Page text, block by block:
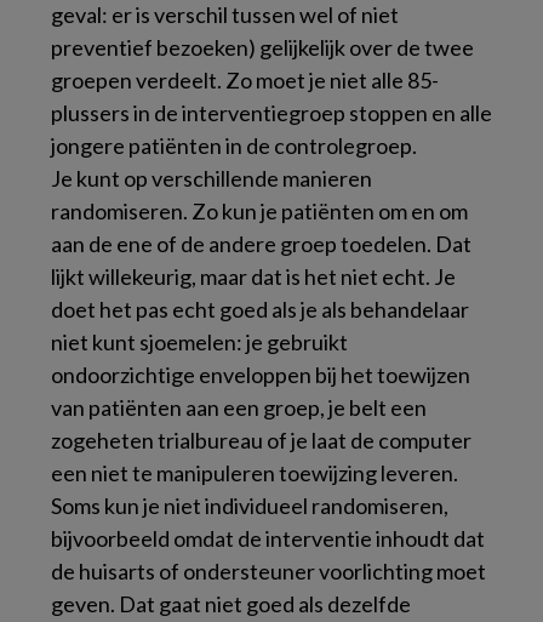
geval: er is verschil tussen wel of niet
preventief bezoeken) gelijkelijk over de twee
groepen verdeelt. Zo moet je niet alle 85-
plussers in de interventiegroep stoppen en alle
jongere patiënten in de controlegroep.
Je kunt op verschillende manieren
randomiseren. Zo kun je patiënten om en om
aan de ene of de andere groep toedelen. Dat
lijkt willekeurig, maar dat is het niet echt. Je
doet het pas echt goed als je als behandelaar
niet kunt sjoemelen: je gebruikt
ondoorzichtige enveloppen bij het toewijzen
van patiënten aan een groep, je belt een
zogeheten trialbureau of je laat de computer
een niet te manipuleren toewijzing leveren.
Soms kun je niet individueel randomiseren,
bijvoorbeeld omdat de interventie inhoudt dat
de huisarts of ondersteuner voorlichting moet
geven. Dat gaat niet goed als dezelfde